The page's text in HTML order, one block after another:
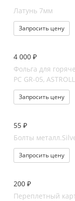
Латунь 7мм
Запросить цену
4 000 ₽
Фольга для
PC GR-05,
Запросить цену
55 ₽
Болты
Запросить цену
200 ₽
Переплетный